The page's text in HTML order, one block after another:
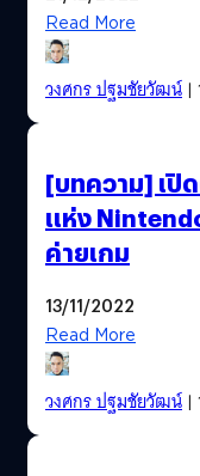
Read More
วงศกร ปฐมชัยวัฒน์|
[บทความ] เปิ
แห่ง
ค่ายเกม
13/11/2022
Read More
วงศกร ปฐมชัยวัฒน์|